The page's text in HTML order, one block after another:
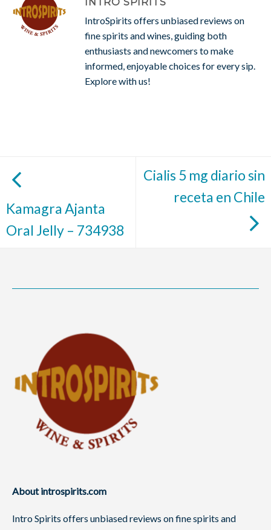
IntroSpirits offers unbiased reviews on
fine spirits and wines, guiding both
enthusiasts and newcomers to make
informed, enjoyable choices for every sip.
Explore with us!
Kamagra Ajanta
Oral Jelly – 734938
Cialis 5 mg diario sin
receta en Chile
About introspirits.com
Intro Spirits offers unbiased reviews on fine spirits and